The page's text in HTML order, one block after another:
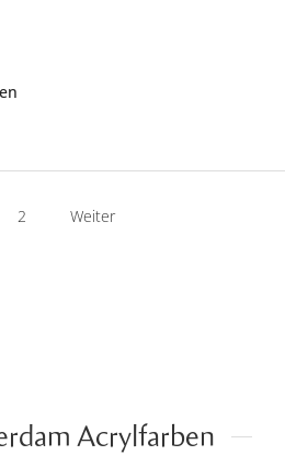
2 Weiter
Acrylfarben